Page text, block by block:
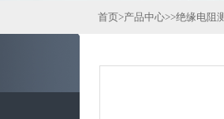
首页>产品中心>>绝缘电阻